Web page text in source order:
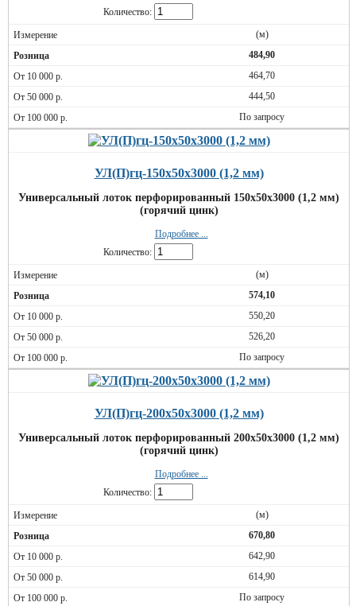
Количество:
(м)
484,90
464,70
444,50
По запросу
УЛ(П)гц-150х50х3000 (1,2 мм)
Универсальный лоток перфорированный 150х50х3000 (1,2 мм)
(горячий цинк)
Подробнее ...
Количество:
(м)
574,10
550,20
526,20
По запросу
УЛ(П)гц-200х50х3000 (1,2 мм)
Универсальный лоток перфорированный 200х50х3000 (1,2 мм)
(горячий цинк)
Подробнее ...
Количество:
(м)
670,80
642,90
614,90
По запросу